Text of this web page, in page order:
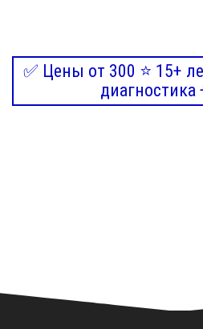
✅ Цены от 300 ⭐ 15+
диагностика